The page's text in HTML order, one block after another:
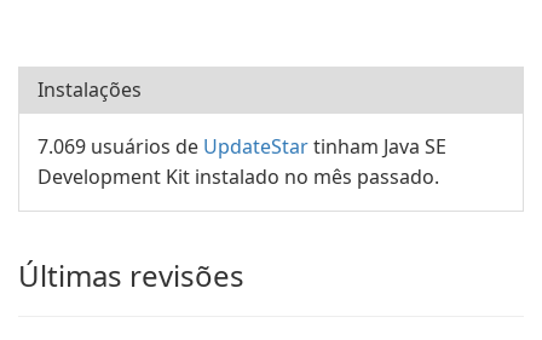
Instalações
7.069 usuários de UpdateStartinham Java SE
Development Kit instalado no mês passado.
Últimas revisões